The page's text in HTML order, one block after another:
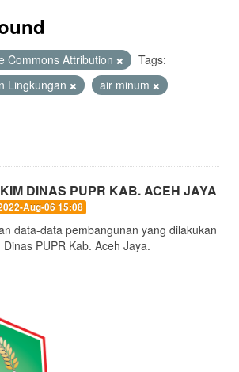
Commons Attribution
Tags:
Lingkungan
air minum
DINAS PUPR KAB. ACEH JAYA
Aug-06 15:08
data-data pembangunan yang dilakukan
PUPR Kab. Aceh Jaya.